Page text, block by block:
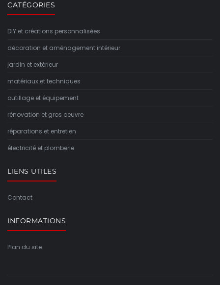
CATÉGORIES
DIY et créations personnalisées
décoration et aménagement intérieur
jardin et extérieur
matériaux et techniques
outillage et équipement
rénovation et gros oeuvre
réparations et entretien
électricité et plomberie
LIENS UTILES
Contact
INFORMATIONS
Plan du site